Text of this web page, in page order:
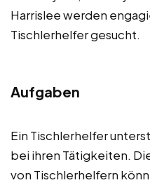
Harrislee werden
Tischlerhelfer gesucht.
Aufgaben
Ein Tischlerhelfer
bei ihren Tätigkeiten.
von Tischlerhelfern